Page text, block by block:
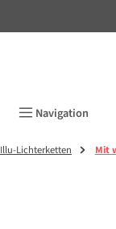
Navigation
Illu-Lichterketten Mit